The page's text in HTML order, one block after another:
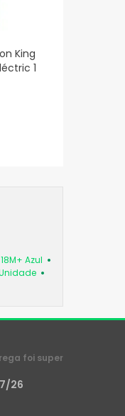
King
1
Azul
foi super
26